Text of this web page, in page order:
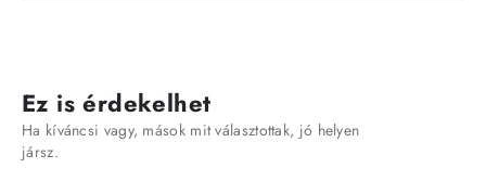
Ez is érdekelhet
Ha kíváncsi vagy, mások mit választottak, jó helyen
jársz.